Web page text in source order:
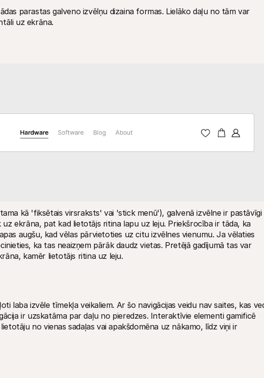
parastas galveno izvēlņu dizaina formas. Lielāko daļu no tām var
uz ekrāna.
kā 'fiksētais virsraksts' vai 'stick menū'), galvenā izvēlne ir pastāvīgi
uz ekrāna, pat kad lietotājs ritina lapu uz leju. Priekšrocība ir tāda, ka
augšu, kad vēlas pārvietoties uz citu izvēlnes vienumu. Ja vēlaties
ka tas neaizņem pārāk daudz vietas. Pretējā gadījumā tas var
kamēr lietotājs ritina uz leju.
laba izvēle tīmekļa veikaliem. Ar šo navigācijas veidu nav saites, kas
ir uzskatāma par daļu no pieredzes. Interaktīvie elementi gamificē
no vienas sadaļas vai apakšdomēna uz nākamo, līdz viņi ir